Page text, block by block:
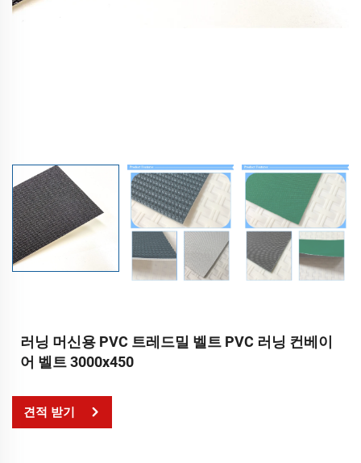
러닝 머신용 PVC 트레드밀 벨트 PVC 러닝 컨베이
어 벨트 3000x450
견적 받기